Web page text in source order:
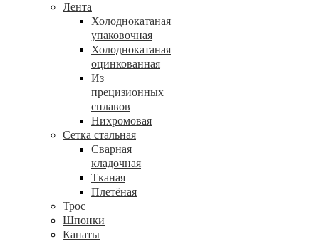
Лента
Холоднокатаная
упаковочная
Холоднокатаная
оцинкованная
Из
прецизионных
сплавов
Нихромовая
Сетка стальная
Сварная
кладочная
Тканая
Плетёная
Трос
Шпонки
Канаты